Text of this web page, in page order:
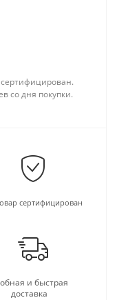
со дня покупки.
сертифицирован
и быстрая
доставка